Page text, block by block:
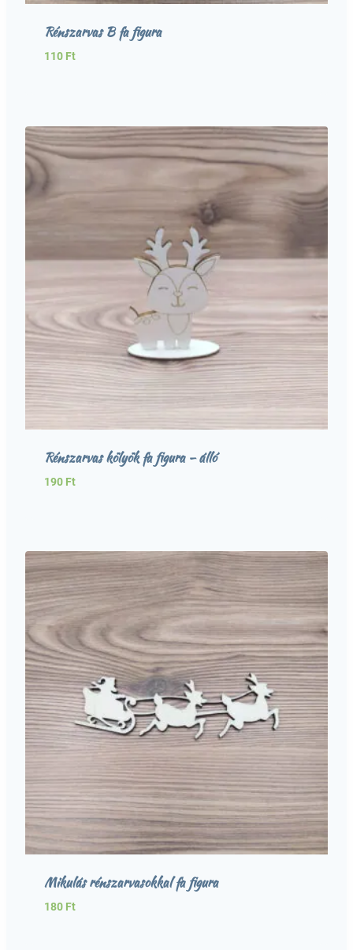
Rénszarvas B fa figura
110 Ft
Rénszarvas kölyök fa figura – álló
190 Ft
Mikulás rénszarvasokkal fa figura
180 Ft